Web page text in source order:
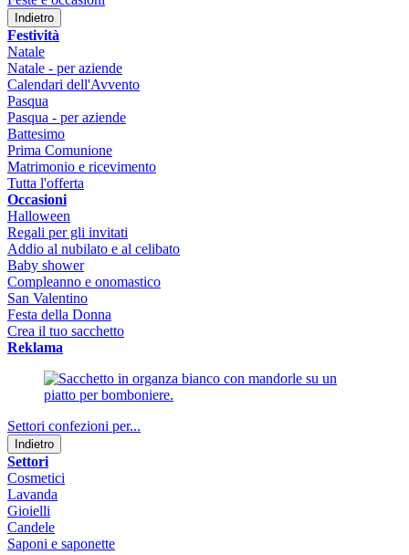
Indietro
Festività
Natale
Natale - per aziende
Calendari dell'Avvento
Pasqua
Pasqua - per aziende
Battesimo
Prima Comunione
Matrimonio e ricevimento
Tutta l'offerta
Occasioni
Halloween
Regali per gli invitati
Addio al nubilato e al celibato
Baby shower
Compleanno e onomastico
San Valentino
Festa della Donna
Crea il tuo sacchetto
Reklama
Settori confezioni per...
Indietro
Settori
Cosmetici
Lavanda
Gioielli
Candele
Saponi e saponette